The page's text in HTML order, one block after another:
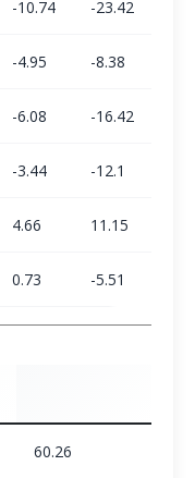
-10.74 -23.42
-4.95 -8.38
-6.08 -16.42
-3.44 -12.1
4.66 11.15
0.73 -5.51
60.26